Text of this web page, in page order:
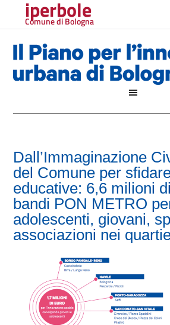
iperbole
Comune di Bologna
Dall’Immaginazione
del Comune per
educative: 6,6 milioni
bandi PON METRO
adolescenti, giovani,
associazioni nei